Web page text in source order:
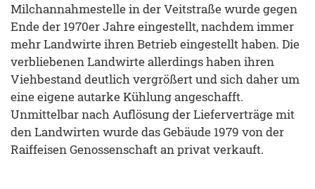
Milchannahmestelle in der Veitstraße wurde gegen
Ende der 1970er Jahre eingestellt, nachdem immer
mehr Landwirte ihren Betrieb eingestellt haben. Die
verbliebenen Landwirte allerdings haben ihren
Viehbestand deutlich vergrößert und sich daher um
eine eigene autarke Kühlung angeschafft.
Unmittelbar nach Auflösung der Lieferverträge mit
den Landwirten wurde das Gebäude 1979 von der
Raiffeisen Genossenschaft an privat verkauft.